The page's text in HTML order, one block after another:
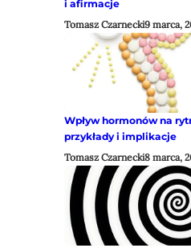
i afirmacje
Tomasz Czarnecki9 marca,
Wpływ hormonów na
przykłady i implikacje
Tomasz Czarnecki8 marca,